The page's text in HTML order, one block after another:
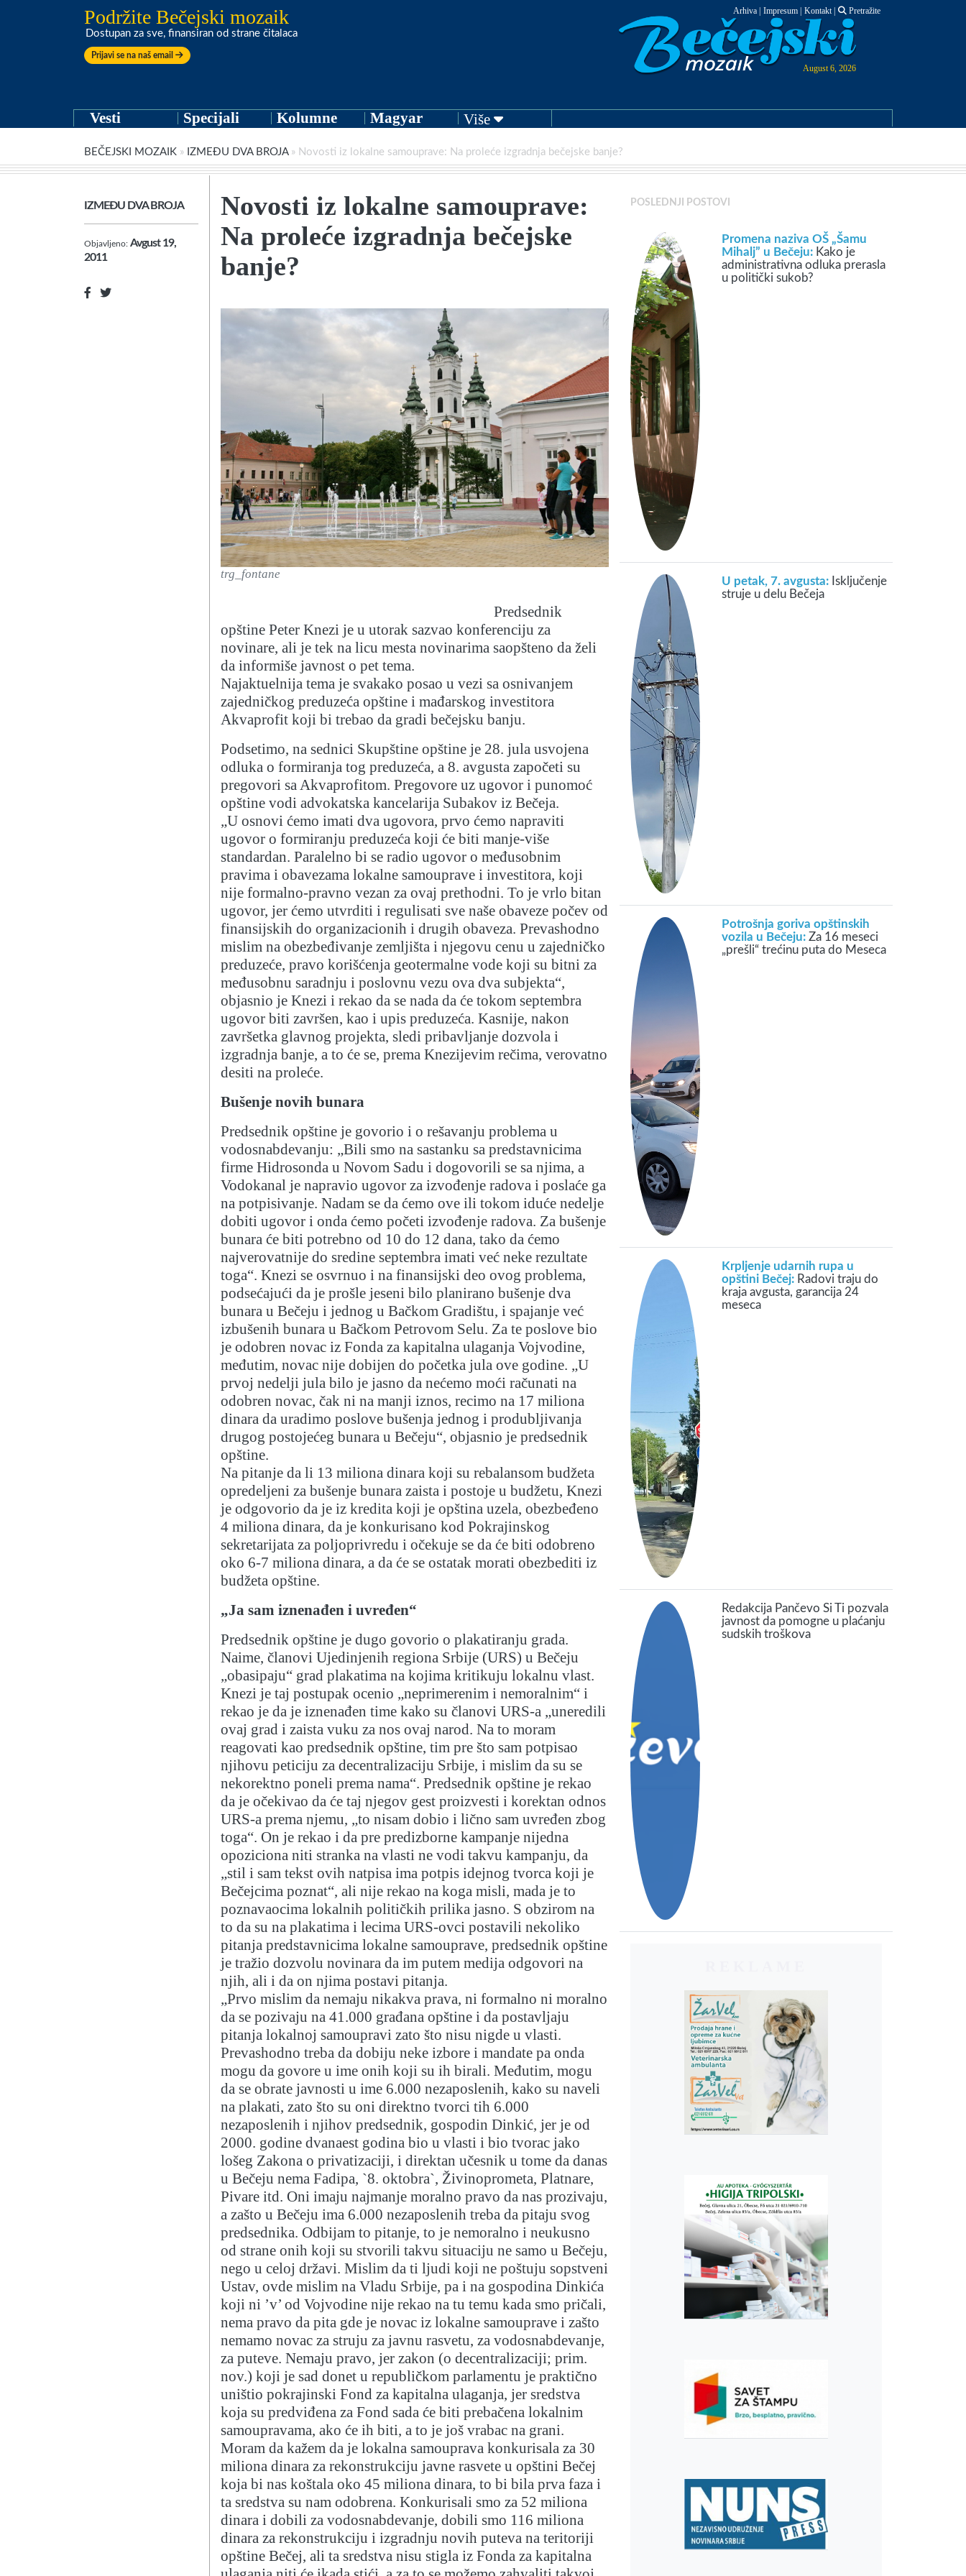
Podržite Bečejski mozaik
Dostupan za sve, finansiran od strane čitalaca
Prijavi se na naš email
Arhiva Impresum Kontakt| Pretražite
August 6, 2026
Vesti Specijali Kolumne Magyar Više
BEČEJSKI MOZAIK » IZMEĐU DVA BROJA» Novosti iz lokalne samouprave: Na proleće izgradnja bečejske banje?
IZMEĐU DVA BROJA
Objavljeno: Avgust 19,
2011
Novosti iz lokalne samouprave:
Na proleće izgradnja bečejske
banje?
trg_fontane
Predsednik
opštine Peter Knezi je u utorak sazvao konferenciju za
novinare, ali je tek na licu mesta novinarima saopšteno da želi
da informiše javnost o pet tema.
Najaktuelnija tema je svakako posao u vezi sa osnivanjem
zajedničkog preduzeća opštine i mađarskog investitora
Akvaprofit koji bi trebao da gradi bečejsku banju.
Podsetimo, na sednici Skupštine opštine je 28. jula usvojena
odluka o formiranja tog preduzeća, a 8. avgusta započeti su
pregovori sa Akvaprofitom. Pregovore uz ugovor i punomoć
opštine vodi advokatska kancelarija Subakov iz Bečeja.
„U osnovi ćemo imati dva ugovora, prvo ćemo napraviti
ugovor o formiranju preduzeća koji će biti manje-više
standardan. Paralelno bi se radio ugovor o međusobnim
pravima i obavezama lokalne samouprave i investitora, koji
nije formalno-pravno vezan za ovaj prethodni. To je vrlo bitan
ugovor, jer ćemo utvrditi i regulisati sve naše obaveze počev od
finansijskih do organizacionih i drugih obaveza. Prevashodno
mislim na obezbeđivanje zemljišta i njegovu cenu u zajedničko
preduzeće, pravo korišćenja geotermalne vode koji su bitni za
međusobnu saradnju i poslovnu vezu ova dva subjekta“,
objasnio je Knezi i rekao da se nada da će tokom septembra
ugovor biti završen, kao i upis preduzeća. Kasnije, nakon
završetka glavnog projekta, sledi pribavljanje dozvola i
izgradnja banje, a to će se, prema Knezijevim rečima, verovatno
desiti na proleće.
Bušenje novih bunara
Predsednik opštine je govorio i o rešavanju problema u
vodosnabdevanju: „Bili smo na sastanku sa predstavnicima
firme Hidrosonda u Novom Sadu i dogovorili se sa njima, a
Vodokanal je napravio ugovor za izvođenje radova i poslaće ga
na potpisivanje. Nadam se da ćemo ove ili tokom iduće nedelje
dobiti ugovor i onda ćemo početi izvođenje radova. Za bušenje
bunara će biti potrebno od 10 do 12 dana, tako da ćemo
najverovatnije do sredine septembra imati već neke rezultate
toga“. Knezi se osvrnuo i na finansijski deo ovog problema,
podsećajući da je prošle jeseni bilo planirano bušenje dva
bunara u Bečeju i jednog u Bačkom Gradištu, i spajanje već
izbušenih bunara u Bačkom Petrovom Selu. Za te poslove bio
je odobren novac iz Fonda za kapitalna ulaganja Vojvodine,
međutim, novac nije dobijen do početka jula ove godine. „U
prvoj nedelji jula bilo je jasno da nećemo moći računati na
odobren novac, čak ni na manji iznos, recimo na 17 miliona
dinara da uradimo poslove bušenja jednog i produbljivanja
drugog postojećeg bunara u Bečeju“, objasnio je predsednik
opštine.
Na pitanje da li 13 miliona dinara koji su rebalansom budžeta
opredeljeni za bušenje bunara zaista i postoje u budžetu, Knezi
je odgovorio da je iz kredita koji je opština uzela, obezbeđeno
4 miliona dinara, da je konkurisano kod Pokrajinskog
sekretarijata za poljoprivredu i očekuje se da će biti odobreno
oko 6-7 miliona dinara, a da će se ostatak morati obezbediti iz
budžeta opštine.
„Ja sam iznenađen i uvređen“
Predsednik opštine je dugo govorio o plakatiranju grada.
Naime, članovi Ujedinjenih regiona Srbije (URS) u Bečeju
„obasipaju“ grad plakatima na kojima kritikuju lokalnu vlast.
Knezi je taj postupak ocenio „neprimerenim i nemoralnim“ i
rekao je da je iznenađen time kako su članovi URS-a „uneredili
ovaj grad i zaista vuku za nos ovaj narod. Na to moram
reagovati kao predsednik opštine, tim pre što sam potpisao
njihovu peticiju za decentralizaciju Srbije, i mislim da su se
nekorektno poneli prema nama“. Predsednik opštine je rekao
da je očekivao da će taj njegov gest proizvesti i korektan odnos
URS-a prema njemu, „to nisam dobio i lično sam uvređen zbog
toga“. On je rekao i da pre predizborne kampanje nijedna
opoziciona niti stranka na vlasti ne vodi takvu kampanju, da
„stil i sam tekst ovih natpisa ima potpis idejnog tvorca koji je
Bečejcima poznat“, ali nije rekao na koga misli, mada je to
poznavaocima lokalnih političkih prilika jasno. S obzirom na
to da su na plakatima i lecima URS-ovci postavili nekoliko
pitanja predstavnicima lokalne samouprave, predsednik opštine
je tražio dozvolu novinara da im putem medija odgovori na
njih, ali i da on njima postavi pitanja.
„Prvo mislim da nemaju nikakva prava, ni formalno ni moralno
da se pozivaju na 41.000 građana opštine i da postavljaju
pitanja lokalnoj samoupravi zato što nisu nigde u vlasti.
Prevashodno treba da dobiju neke izbore i mandate pa onda
mogu da govore u ime onih koji su ih birali. Međutim, mogu
da se obrate javnosti u ime 6.000 nezaposlenih, kako su naveli
na plakati, zato što su oni direktno tvorci tih 6.000
nezaposlenih i njihov predsednik, gospodin Dinkić, jer je od
2000. godine dvanaest godina bio u vlasti i bio tvorac jako
lošeg Zakona o privatizaciji, i direktan učesnik u tome da danas
u Bečeju nema Fadipa, `8. oktobra`, Živinoprometa, Platnare,
Pivare itd. Oni imaju najmanje moralno pravo da nas prozivaju,
a zašto u Bečeju ima 6.000 nezaposlenih treba da pitaju svog
predsednika. Odbijam to pitanje, to je nemoralno i neukusno
od strane onih koji su stvorili takvu situaciju ne samo u Bečeju,
nego u celoj državi. Mislim da ti ljudi koji ne poštuju sopstveni
Ustav, ovde mislim na Vladu Srbije, pa i na gospodina Dinkića
koji ni ’v’ od Vojvodine nije rekao na tu temu kada smo pričali,
nema pravo da pita gde je novac iz lokalne samouprave i zašto
nemamo novac za struju za javnu rasvetu, za vodosnabdevanje,
za puteve. Nemaju pravo, jer zakon (o decentralizaciji; prim.
nov.) koji je sad donet u republičkom parlamentu je praktično
uništio pokrajinski Fond za kapitalna ulaganja, jer sredstva
koja su predviđena za Fond sada će biti prebačena lokalnim
samoupravama, ako će ih biti, a to je još vrabac na grani.
Moram da kažem da je lokalna samouprava konkurisala za 30
miliona dinara za rekonstrukciju javne rasvete u opštini Bečej
koja bi nas koštala oko 45 miliona dinara, to bi bila prva faza i
ta sredstva su nam odobrena. Konkurisali smo za 52 miliona
dinara i dobili za vodosnabdevanje, dobili smo 116 miliona
dinara za rekonstrukciju i izgradnju novih puteva na teritoriji
opštine Bečej, ali ta sredstva nisu stigla iz Fonda za kapitalna
POSLEDNJI POSTOVI
Promena naziva OŠ „Šamu
Mihalj” u Bečeju: Kako je
administrativna odluka prerasla
u politički sukob?
U petak, 7. avgusta: Isključenje
struje u delu Bečeja
Potrošnja goriva opštinskih
vozila u Bečeju: Za 16 meseci
„prešli“ trećinu puta do Meseca
Krpljenje udarnih rupa u
opštini Bečej: Radovi traju do
kraja avgusta, garancija 24
meseca
Redakcija Pančevo Si Ti pozvala
javnost da pomogne u plaćanju
sudskih troškova